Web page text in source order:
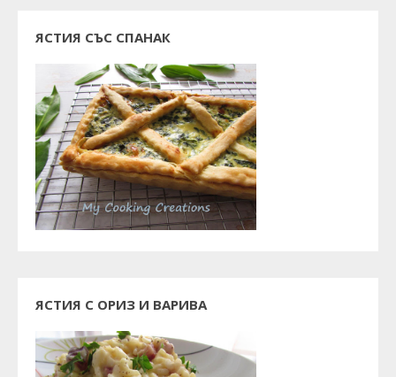
ЯСТИЯ СЪС СПАНАК
ЯСТИЯ С ОРИЗ И ВАРИВА